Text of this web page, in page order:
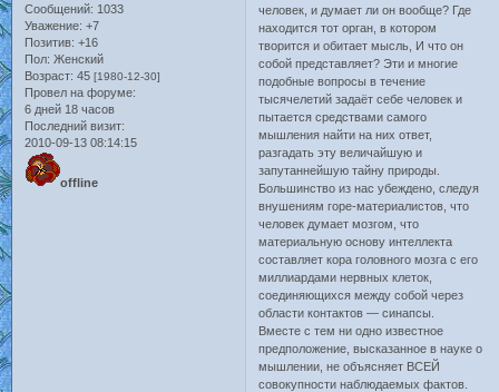
Сообщений: 1033
Уважение: +7
Позитив: +16
Пол: Женский
Возраст: 45 [1980-12-30]
Провел на форуме:
6 дней 18 часов
Последний визит:
2010-09-13 08:14:15
offline
человек, и думает ли он вообще? Где
находится тот орган, в котором
творится и обитает мысль, И что он
собой представляет? Эти и многие
подобные вопросы в течение
тысячелетий задаёт себе человек и
пытается средствами самого
мышления найти на них ответ,
разгадать эту величайшую и
запутаннейшую тайну природы.
Большинство из нас убеждено, следуя
внушениям горе-материалистов, что
человек думает мозгом, что
материальную основу интеллекта
составляет кора головного мозга с его
миллиардами нервных клеток,
соединяющихся между собой через
области контактов — синапсы.
Вместе с тем ни одно известное
предположение, высказанное в науке о
мышлении, не объясняет ВСЕЙ
совокупности наблюдаемых фактов.